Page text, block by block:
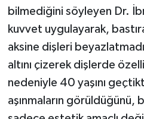
bilmediğini söyleyen Dr.
kuvvet uygulayarak,
aksine dişleri
altını çizerek dişlerde
nedeniyle 40 yaşını
aşınmaların